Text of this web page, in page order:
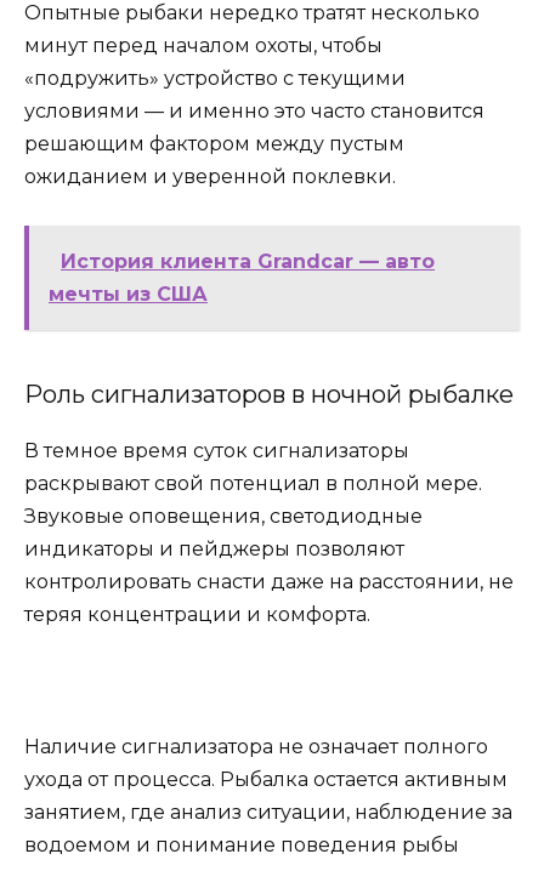
Опытные рыбаки нередко тратят несколько
минут перед началом охоты, чтобы
«подружить» устройство с текущими
условиями — и именно это часто становится
решающим фактором между пустым
ожиданием и уверенной поклевки.
История клиента Grandcar — авто
мечты из США
Роль сигнализаторов в ночной рыбалке
В темное время суток сигнализаторы
раскрывают свой потенциал в полной мере.
Звуковые оповещения, светодиодные
индикаторы и пейджеры позволяют
контролировать снасти даже на расстоянии, не
теряя концентрации и комфорта.
Наличие сигнализатора не означает полного
ухода от процесса. Рыбалка остается активным
занятием, где анализ ситуации, наблюдение за
водоемом и понимание поведения рыбы